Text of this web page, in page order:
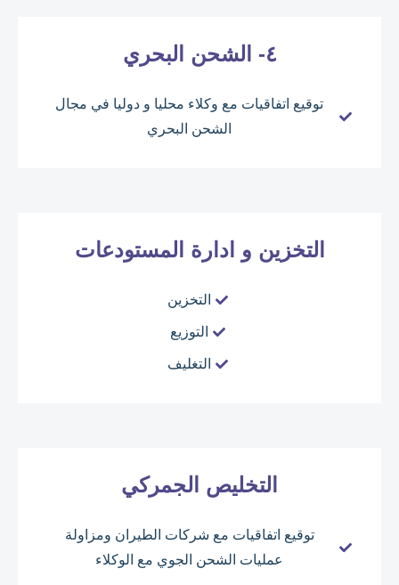
توقيع اتفاقيات مع وكلاء محليا و دوليا في مجال
الشحن البحري
التخزين و ادارة المستودعات
التخزين
التوزيع
التغليف
التخليص الجمركي
توقيع اتفاقيات مع شركات الطيران ومزاولة
عمليات الشحن الجوي مع الوكلاء